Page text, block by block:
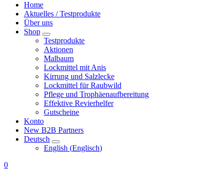
Home
Aktuelles / Testprodukte
Über uns
Shop
Testprodukte
Aktionen
Malbaum
Lockmittel mit Anis
Kirrung und Salzlecke
Lockmittel für Raubwild
Pflege und Trophäenaufbereitung
Effektive Revierhelfer
Gutscheine
Konto
New B2B Partners
Deutsch
English (Englisch)
0